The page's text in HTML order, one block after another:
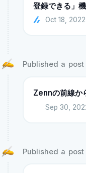
登録できる」
Oct 18, 2022
Published a post
Zennの前線か
Sep 30,
Published a post